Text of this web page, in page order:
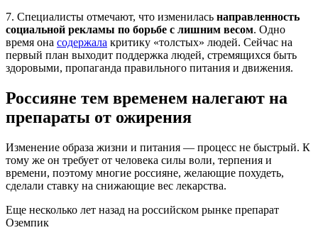
7. Специалисты отмечают, что изменилась направленность
социальной рекламы по борьбе с лишним весом. Одно
время она содержала критику «толстых» людей. Сейчас на
первый план выходит поддержка людей, стремящихся быть
здоровыми, пропаганда правильного питания и движения.
Россияне тем временем налегают на
препараты от ожирения
Изменение образа жизни и питания — процесс не быстрый. К
тому же он требует от человека силы воли, терпения и
времени, поэтому многие россияне, желающие похудеть,
сделали ставку на снижающие вес лекарства.
Еще несколько лет назад на российском рынке препарат
Оземпик